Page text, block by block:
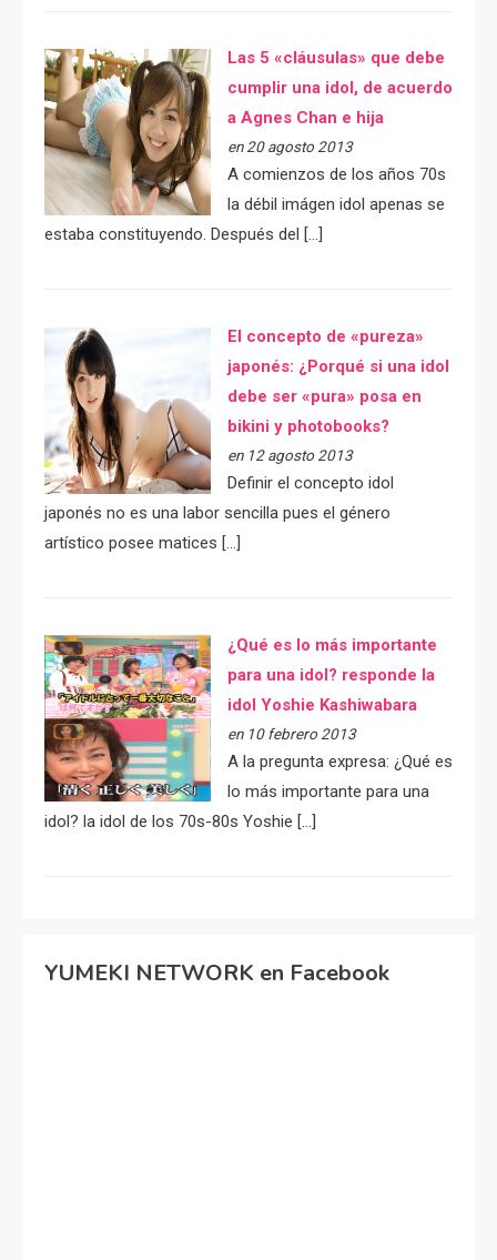
Las 5 «cláusulas» que debe
cumplir una idol, de acuerdo
a Agnes Chan e hija
en 20 agosto 2013
A comienzos de los años 70s
la débil imágen idol apenas se
estaba constituyendo. Después del […]
El concepto de «pureza»
japonés: ¿Porqué si una idol
debe ser «pura» posa en
bikini y photobooks?
en 12 agosto 2013
Definir el concepto idol
japonés no es una labor sencilla pues el género
artístico posee matices […]
¿Qué es lo más importante
para una idol? responde la
idol Yoshie Kashiwabara
en 10 febrero 2013
A la pregunta expresa: ¿Qué es
lo más importante para una
idol? la idol de los 70s-80s Yoshie […]
YUMEKI NETWORK en Facebook